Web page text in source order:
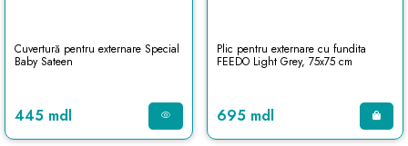
Cuvertură pentru externare Special
Baby Sateen
445 mdl
Plic pentru externare cu fundita
FEEDO Light Grey, 75x75 cm
695 mdl